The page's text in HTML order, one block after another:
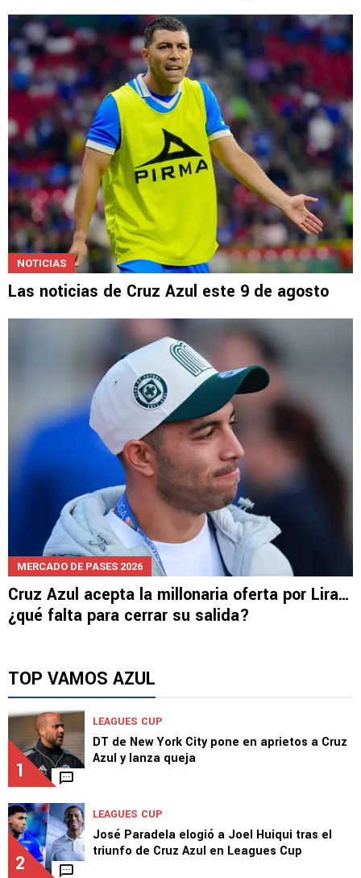
NOTICIAS
Las noticias de Cruz Azul este 9 de agosto
MERCADO DE PASES 2026
Cruz Azul acepta la millonaria oferta por Lira…
¿qué falta para cerrar su salida?
TOP VAMOS AZUL
1
LEAGUES CUP
DT de New York City pone en aprietos a Cruz
Azul y lanza queja
2
LEAGUES CUP
José Paradela elogió a Joel Huiqui tras el
triunfo de Cruz Azul en Leagues Cup